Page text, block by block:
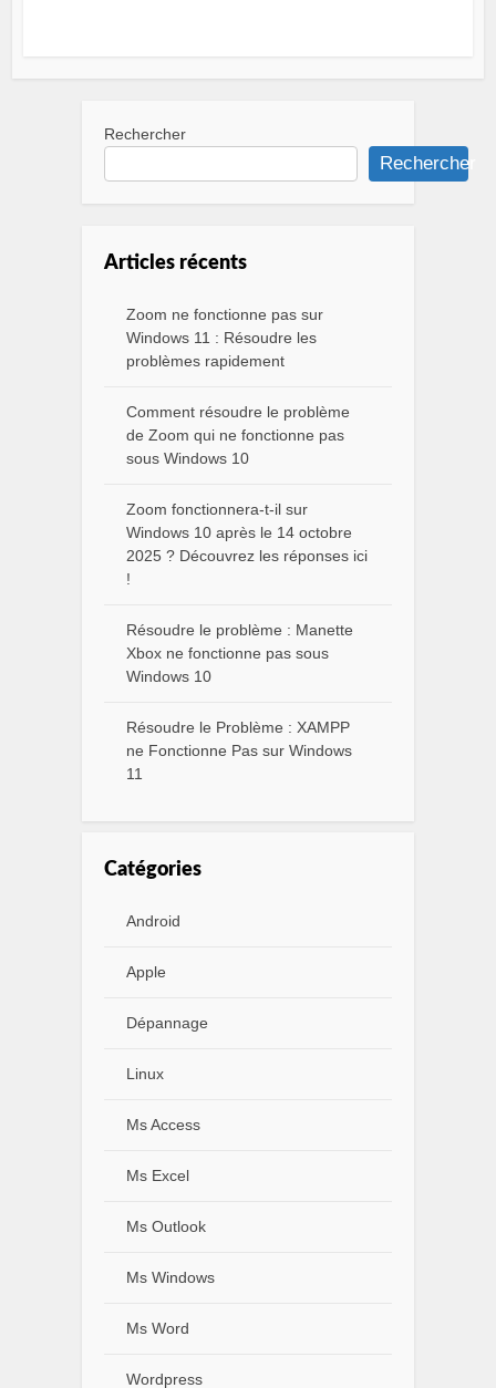
Rechercher
Rechercher
Articles récents
Zoom ne fonctionne pas sur
Windows 11 : Résoudre les
problèmes rapidement
Comment résoudre le problème
de Zoom qui ne fonctionne pas
sous Windows 10
Zoom fonctionnera-t-il sur
Windows 10 après le 14 octobre
2025 ? Découvrez les réponses ici
!
Résoudre le problème : Manette
Xbox ne fonctionne pas sous
Windows 10
Résoudre le Problème : XAMPP
ne Fonctionne Pas sur Windows
11
Catégories
Android
Apple
Dépannage
Linux
Ms Access
Ms Excel
Ms Outlook
Ms Windows
Ms Word
Wordpress